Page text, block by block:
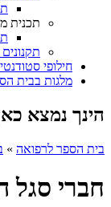
תכנית
חילופי
מלגות בבית
הינך נמצא
בית הספר לרפואה »
חברי סגל